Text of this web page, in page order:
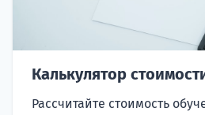
Калькулятор
Рассчитайте стоимость